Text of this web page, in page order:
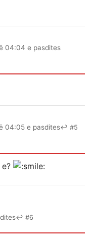
04:04 e pasdites
04:05 e pasdites↩ #5
↩ #6